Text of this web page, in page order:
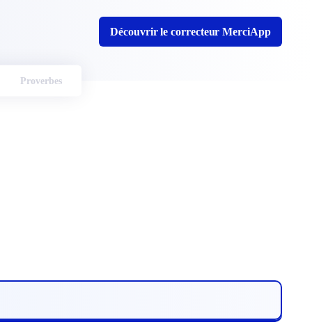
Découvrir le correcteur MerciApp
Proverbes